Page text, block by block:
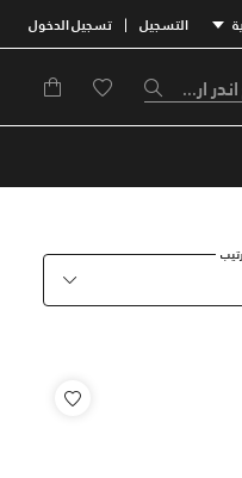
التسجيل | تسجيل الدخول